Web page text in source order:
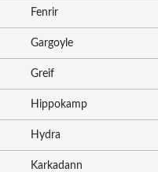
Fenrir
Gargoyle
Greif
Hippokamp
Hydra
Karkadann